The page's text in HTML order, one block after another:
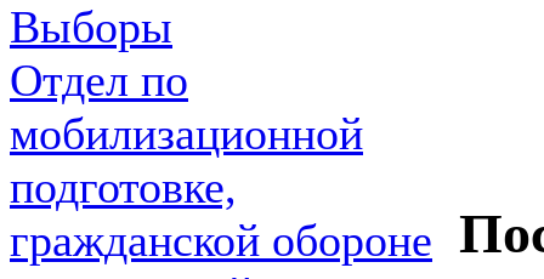
Выборы
Отдел по
мобилизационной
подготовке,
гражданской обороне